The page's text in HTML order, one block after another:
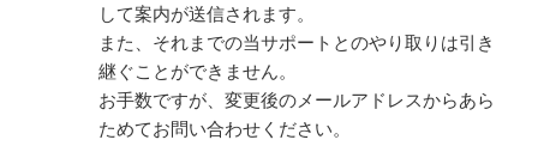
して案内が送信されます。
また、それまでの当サポートとのやり取りは引き
継ぐことができません。
お手数ですが、変更後のメールアドレスからあら
ためてお問い合わせください。